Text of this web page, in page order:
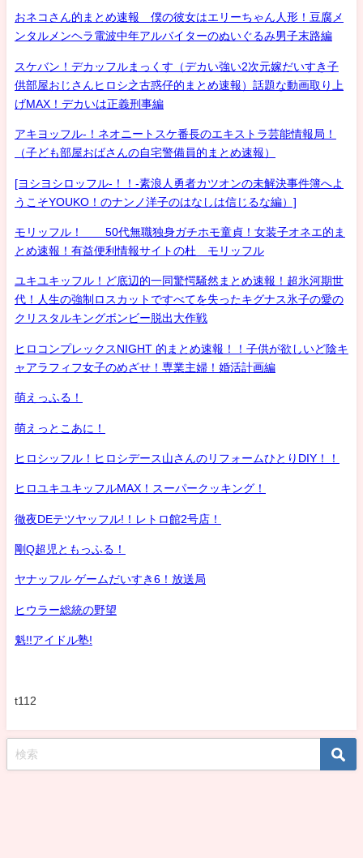
おネコさん的まとめ速報 僕の彼女はエリーちゃん人形！豆腐メ
ンタルメンヘラ電波中年アルバイターのぬいぐるみ男子末路編
スケバン！デカッフルまっくす（デカい強い2次元嫁だいすき子
供部屋おじさんヒロシ之古惑仔的まとめ速報）話題な動画取り上
げMAX！デカいは正義刑事編
アキヨッフル-！ネオニートスケ番長のエキストラ芸能情報局！
（子ども部屋おばさんの自宅警備員的まとめ速報）
[ヨシヨシロッフル-！！-素浪人勇者カツオンの未解決事件簿へよ
うこそYOUKO！のナンノ洋子のはなしは信じるな編）]
モリッフル！ 50代無職独身ガチホモ童貞！女装子オネエ的ま
とめ速報！有益便利情報サイトの杜 モリッフル
ユキユキッフル！ど底辺的一同驚愕騒然まとめ速報！超氷河期世
代！人生の強制ロスカットですべてを失ったキグナス氷子の愛の
クリスタルキングボンビー脱出大作戦
ヒロコンプレックスNIGHT 的まとめ速報！！子供が欲しいど陰キ
ャアラフィフ女子のめざせ！専業主婦！婚活計画編
萌えっふる！
萌えっとこあに！
ヒロシッフル！ヒロシデース山さんのリフォームひとりDIY！！
ヒロユキユキッフルMAX！スーパークッキング！
徹夜DEテツヤッフル!！レトロ館2号店！
剛Q超児ともっふる！
ヤナッフル ゲームだいすき6！放送局
ヒウラー総統の野望
魁!!アイドル塾!
t112